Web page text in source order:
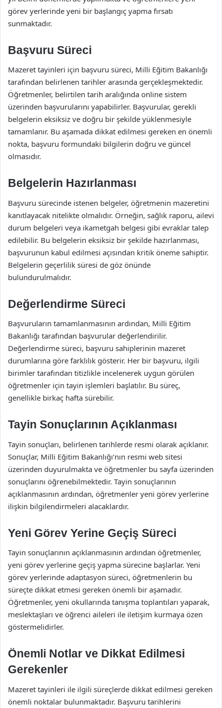
görev yerlerinde yeni bir başlangıç yapma fırsatı
sunmaktadır.
Başvuru Süreci
Mazeret tayinleri için başvuru süreci, Milli Eğitim Bakanlığı
tarafından belirlenen tarihler arasında gerçekleşmektedir.
Öğretmenler, belirtilen tarih aralığında online sistem
üzerinden başvurularını yapabilirler. Başvurular, gerekli
belgelerin eksiksiz ve doğru bir şekilde yüklenmesiyle
tamamlanır. Bu aşamada dikkat edilmesi gereken en önemli
nokta, başvuru formundaki bilgilerin doğru ve güncel
olmasıdır.
Belgelerin Hazırlanması
Başvuru sürecinde istenen belgeler, öğretmenin mazeretini
kanıtlayacak nitelikte olmalıdır. Örneğin, sağlık raporu, ailevi
durum belgeleri veya ikametgah belgesi gibi evraklar talep
edilebilir. Bu belgelerin eksiksiz bir şekilde hazırlanması,
başvurunun kabul edilmesi açısından kritik öneme sahiptir.
Belgelerin geçerlilik süresi de göz önünde
bulundurulmalıdır.
Değerlendirme Süreci
Başvuruların tamamlanmasının ardından, Milli Eğitim
Bakanlığı tarafından başvurular değerlendirilir.
Değerlendirme süreci, başvuru sahiplerinin mazeret
durumlarına göre farklılık gösterir. Her bir başvuru, ilgili
birimler tarafından titizlikle incelenerek uygun görülen
öğretmenler için tayin işlemleri başlatılır. Bu süreç,
genellikle birkaç hafta sürebilir.
Tayin Sonuçlarının Açıklanması
Tayin sonuçları, belirlenen tarihlerde resmi olarak açıklanır.
Sonuçlar, Milli Eğitim Bakanlığı’nın resmi web sitesi
üzerinden duyurulmakta ve öğretmenler bu sayfa üzerinden
sonuçlarını öğrenebilmektedir. Tayin sonuçlarının
açıklanmasının ardından, öğretmenler yeni görev yerlerine
ilişkin bilgilendirmeleri alacaklardır.
Yeni Görev Yerine Geçiş Süreci
Tayin sonuçlarının açıklanmasının ardından öğretmenler,
yeni görev yerlerine geçiş yapma sürecine başlarlar. Yeni
görev yerlerinde adaptasyon süreci, öğretmenlerin bu
süreçte dikkat etmesi gereken önemli bir aşamadır.
Öğretmenler, yeni okullarında tanışma toplantıları yaparak,
meslektaşları ve öğrenci aileleri ile iletişim kurmaya özen
göstermelidirler.
Önemli Notlar ve Dikkat Edilmesi
Gerekenler
Mazeret tayinleri ile ilgili süreçlerde dikkat edilmesi gereken
önemli noktalar bulunmaktadır. Başvuru tarihlerini